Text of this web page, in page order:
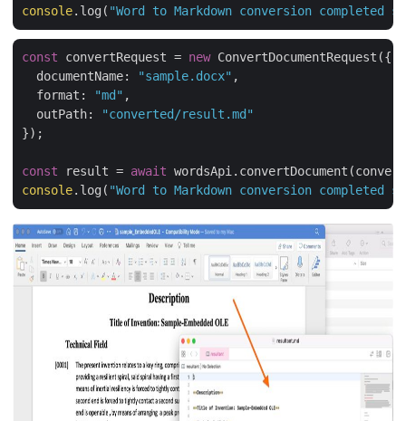
console.log( "Word to Markdown conversion completed
const convertRequest = new ConvertDocumentRequest({
documentName: "sample.docx" ,
format : "md" ,
outPath:
"converted/result.md"
});
const result = await
console.log( "Word to Markdown conversion completed